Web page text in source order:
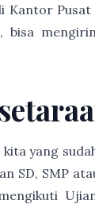
Kantor
kita yang
SD, SMP